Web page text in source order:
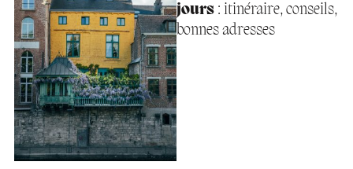
jours: itinéraire, conseils,
bonnes adresses